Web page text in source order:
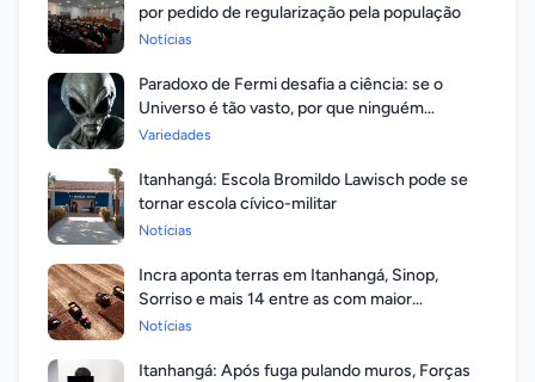
por pedido de regularização pela população
Notícias
Paradoxo de Fermi desafia a ciência: se o
Universo é tão vasto, por que ninguém
respondeu?
Variedades
Itanhangá: Escola Bromildo Lawisch pode se
tornar escola cívico-militar
Notícias
Incra aponta terras em Itanhangá, Sinop,
Sorriso e mais 14 entre as com maior
valorização
Notícias
Itanhangá: Após fuga pulando muros, Forças